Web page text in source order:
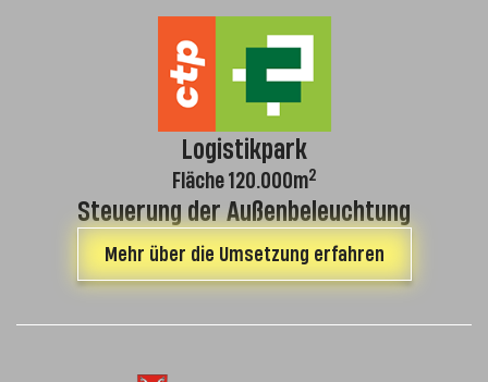
Logistikpark
Fläche 120.000m2
Steuerung der Außenbeleuchtung
Mehr über die Umsetzung erfahren